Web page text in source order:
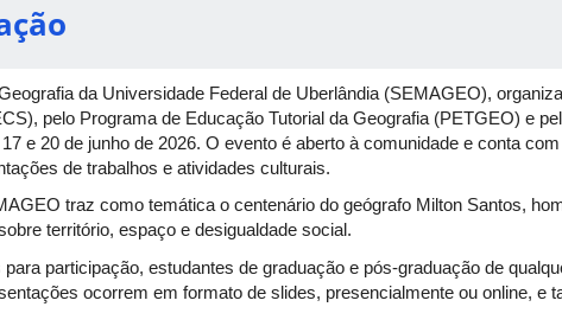
da Universidade Federal de Uberlândia (SEMAGEO),
pelo Programa de Educação Tutorial da Geografia (PETGEO) e
e 20 de junho de 2026. O evento é aberto à comunidade e conta
de trabalhos e atividades culturais.
traz como temática o centenário do geógrafo Milton Santos,
território, espaço e desigualdade social.
participação, estudantes de graduação e pós-graduação de
ocorrem em formato de slides, presencialmente ou online, e